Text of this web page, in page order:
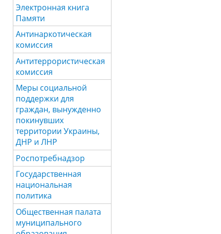
Электронная книга
Памяти
Антинаркотическая
комиссия
Антитеррористическая
комиссия
Меры социальной
поддержки для
граждан, вынужденно
покинувших
территории Украины,
ДНР и ЛНР
Роспотребнадзор
Государственная
национальная
политика
Общественная палата
муниципального